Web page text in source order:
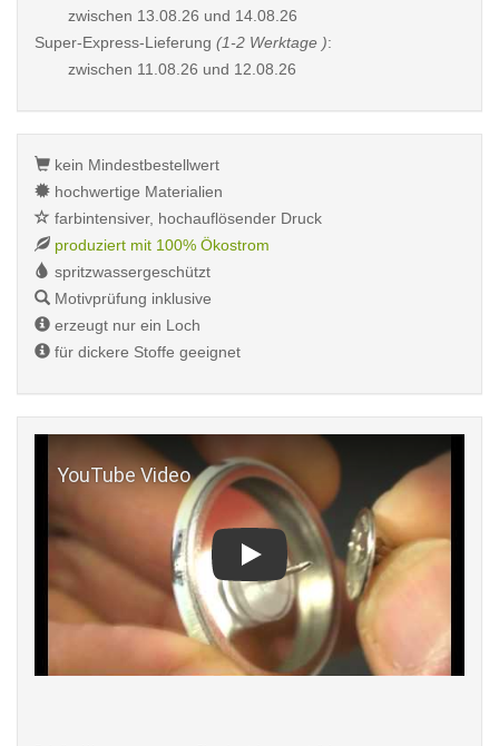
zwischen 13.08.26 und 14.08.26
Super-Express-Lieferung (1-2 Werktage ):
zwischen 11.08.26 und 12.08.26
kein Mindestbestellwert
hochwertige Materialien
farbintensiver, hochauflösender Druck
produziert mit 100% Ökostrom
spritzwassergeschützt
Motivprüfung inklusive
erzeugt nur ein Loch
für dickere Stoffe geeignet